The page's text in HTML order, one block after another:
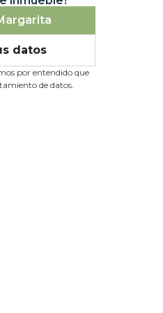
datos
por entendido que
de datos.